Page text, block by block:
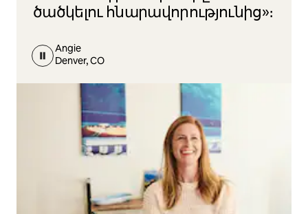
ծածկելու հնարավորությունից»։
Angie
Denver, CO